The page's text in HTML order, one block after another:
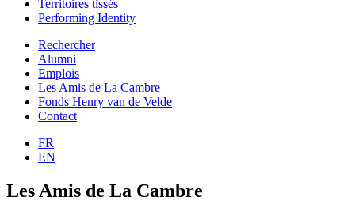
Territoires tissés
Performing Identity
Rechercher
Alumni
Emplois
Les Amis de La Cambre
Fonds Henry van de Velde
Contact
FR
EN
Les Amis de La Cambre